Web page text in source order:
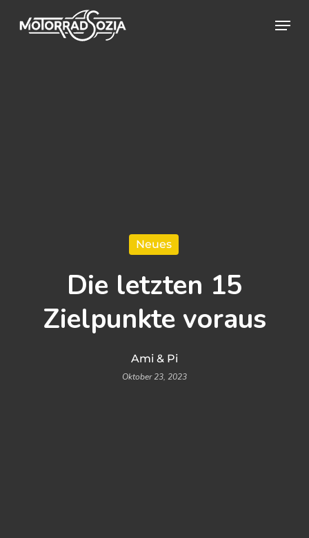
Menu
Neues
Die letzten 15
Zielpunkte voraus
Ami & Pi
Oktober 23, 2023